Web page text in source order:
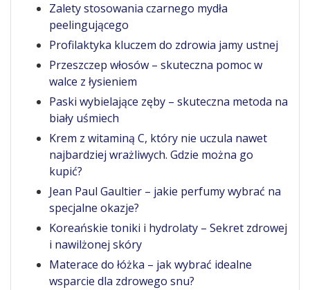
Zalety stosowania czarnego mydła
peelingującego
Profilaktyka kluczem do zdrowia jamy ustnej
Przeszczep włosów – skuteczna pomoc w
walce z łysieniem
Paski wybielające zęby – skuteczna metoda na
biały uśmiech
Krem z witaminą C, który nie uczula nawet
najbardziej wrażliwych. Gdzie można go
kupić?
Jean Paul Gaultier – jakie perfumy wybrać na
specjalne okazje?
Koreańskie toniki i hydrolaty – Sekret zdrowej
i nawilżonej skóry
Materace do łóżka – jak wybrać idealne
wsparcie dla zdrowego snu?